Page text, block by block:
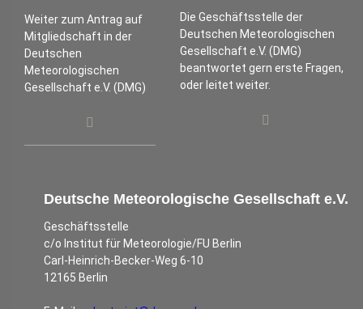
Weiter zum Antrag auf
Mitgliedschaft in der
Deutschen
Meteorologischen
Gesellschaft e.V. (DMG)
Die Geschäftsstelle der
Deutschen Meteorologischen
Gesellschaft e.V. (DMG)
beantwortet gern erste Fragen,
oder leitet weiter.
Deutsche Meteorologische Gesellschaft e.V.
Geschäftsstelle
c/o Institut für Meteorologie/FU Berlin
Carl-Heinrich-Becker-Weg 6-10
12165 Berlin